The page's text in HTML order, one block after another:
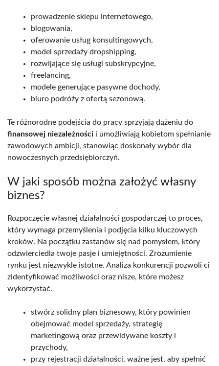
prowadzenie sklepu internetowego,
blogowania,
oferowanie usług konsultingowych,
model sprzedaży dropshipping,
rozwijające się usługi subskrypcyjne,
freelancing,
modele generujące pasywne dochody,
biuro podróży z ofertą sezonową.
Te różnorodne podejścia do pracy sprzyjają dążeniu do
finansowej niezależności i umożliwiają kobietom spełnianie
zawodowych ambicji, stanowiąc doskonały wybór dla
nowoczesnych przedsiębiorczyń.
W jaki sposób można założyć własny
biznes?
Rozpoczęcie własnej działalności gospodarczej to proces,
który wymaga przemyślenia i podjęcia kilku kluczowych
kroków. Na początku zastanów się nad pomysłem, który
odzwierciedla twoje pasje i umiejętności. Zrozumienie
rynku jest niezwykle istotne. Analiza konkurencji pozwoli ci
zidentyfikować możliwości oraz nisze, które możesz
wykorzystać.
stwórz solidny plan biznesowy, który powinien
obejmować model sprzedaży, strategię
marketingową oraz przewidywane koszty i
przychody,
przy rejestracji działalności, ważne jest, aby spełnić